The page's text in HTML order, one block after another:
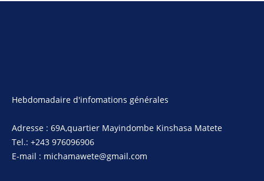
Hebdomadaire d'infomations générales
Adresse : 69A,quartier Mayindombe Kinshasa Matete
Tel.: +243 976096906
E-mail : michamawete@gmail.com